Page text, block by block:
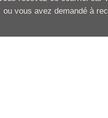
ou vous avez demandé à